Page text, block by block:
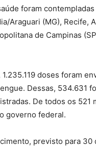
foram
Araguari (MG), Recife,
de Campinas
doses foram
Dessas, 534.631
De todos os 521
governo federal.
previsto para 30